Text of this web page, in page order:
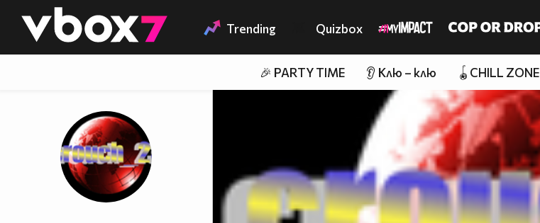
👾 Trending Quizbox
🎉 PARTY TIME 👂 Клю – клю 🪀CHILL ZONE